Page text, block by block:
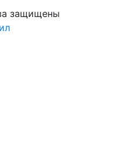
защищены